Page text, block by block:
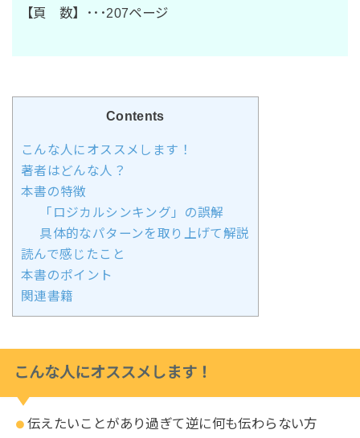
【頁 数】･･･207ページ
Contents
こんな人にオススメします！
著者はどんな人？
本書の特徴
「ロジカルシンキング」の誤解
具体的なパターンを取り上げて解説
読んで感じたこと
本書のポイント
関連書籍
こんな人にオススメします！
伝えたいことがあり過ぎて逆に何も伝わらない方